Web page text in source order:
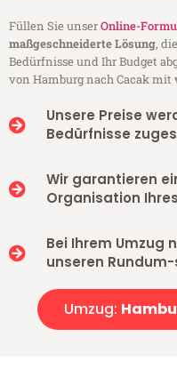
Füllen Sie unserOnline-
maßgeschneiderte Lösung,
Bedürfnisse und Ihr Budget
von Hamburg nach Cacak mit
Unsere Preise
Bedürfnisse
Wir garantieren
Organisation
Bei Ihrem Umzug
unseren
Umzug: